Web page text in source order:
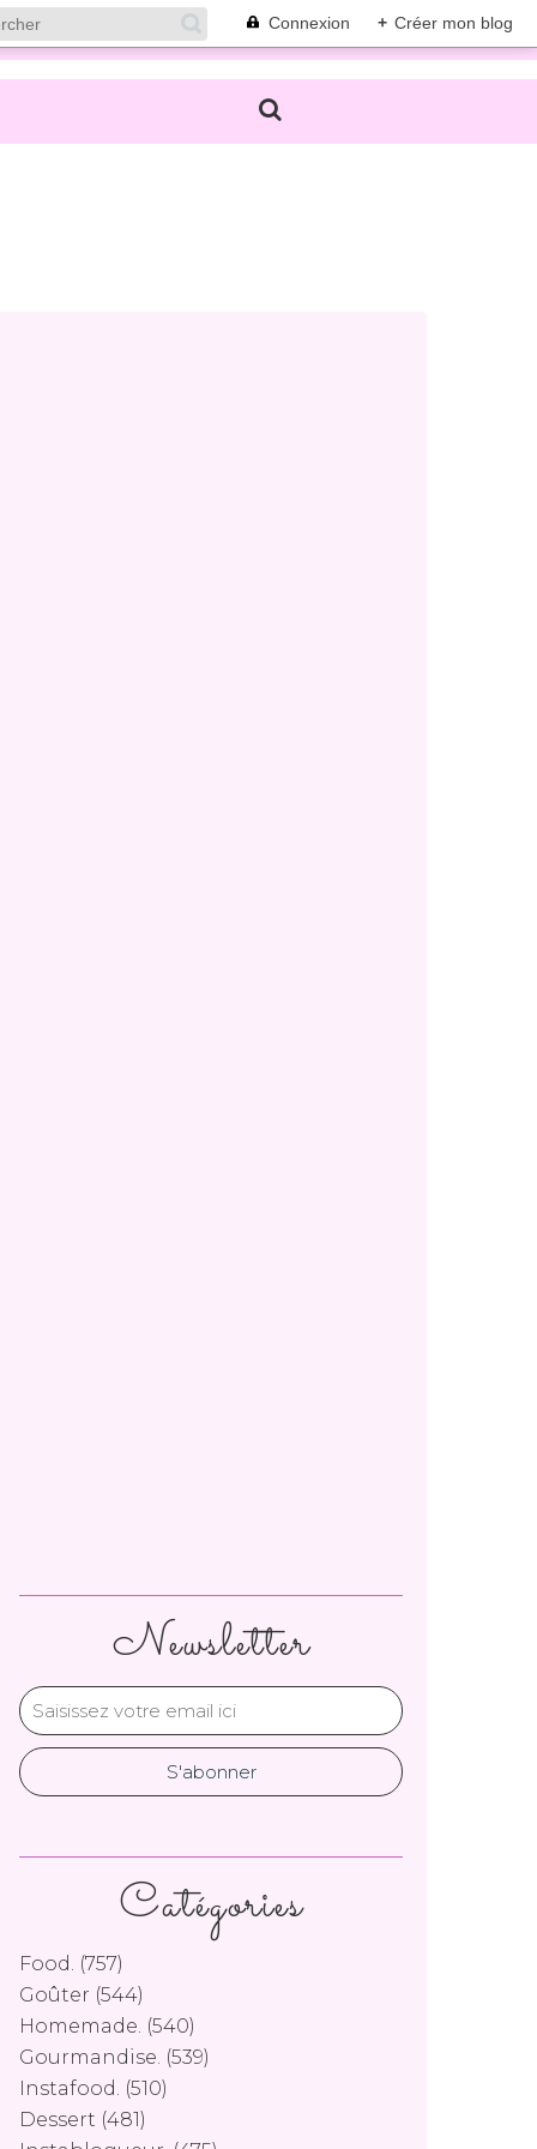
Connexion + Créer mon blog
Newsletter
Catégories
Food. (757)
Goûter (544)
Homemade. (540)
Gourmandise. (539)
Instafood. (510)
Dessert (481)